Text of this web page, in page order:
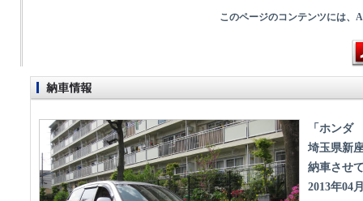
このページのコンテンツには、
「ホンダ
埼玉県新
納車させ
2013年04